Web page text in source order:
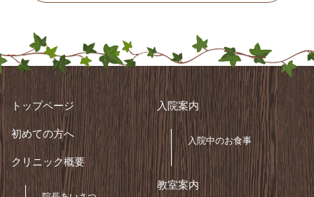
トップページ
初めての方へ
クリニック概要
入院案内
入院中のお食事
教室案内